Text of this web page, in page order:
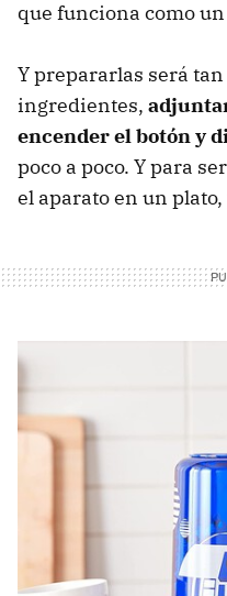
que funciona como
Y prepararlas será
ingredientes,
encender el botón y
poco a poco. Y para
el aparato en un